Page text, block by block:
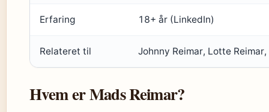
Erfaring 18+ år (LinkedIn)
Relateret til Johnny Reimar, Lotte
Hvem er Mads Reimar?